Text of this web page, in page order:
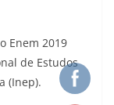
Enem 2019
de Estudos
(Inep).